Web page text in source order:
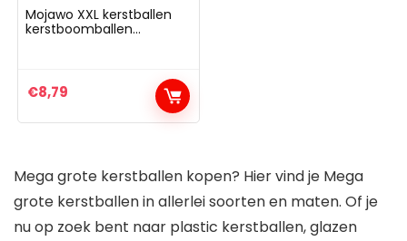
Mojawo XXL kerstballen
kerstboomballen
€8,79
Mega grote kerstballen kopen? Hier vind je Mega
grote kerstballen in allerlei soorten en maten. Of je
nu op zoek bent naar plastic kerstballen, glazen